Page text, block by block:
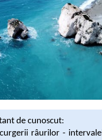
de cunoscut:
râurilor -